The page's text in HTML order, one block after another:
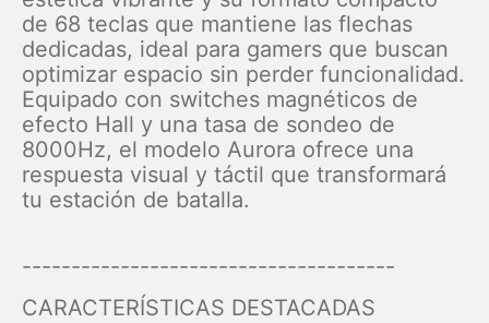
de 68 teclas que mantiene las flechas
dedicadas, ideal para gamers que buscan
optimizar espacio sin perder funcionalidad.
Equipado con switches magnéticos de
efecto Hall y una tasa de sondeo de
8000Hz, el modelo Aurora ofrece una
respuesta visual y táctil que transformará
tu estación de batalla.
--------------------------------------
CARACTERÍSTICAS DESTACADAS